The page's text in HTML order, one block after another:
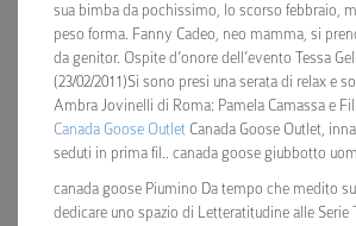
sua bimba da pochissimo, lo scorso febbraio,
peso forma. Fanny Cadeo, neo mamma, si
da genitor. Ospite d’onore dell’evento Tessa
(23/02/2011)Si sono presi una serata di relax e
Ambra Jovinelli di Roma: Pamela Camassa e
Canada Goose Outlet Canada Goose Outlet,
seduti in prima fil.. canada goose giubbotto
canada goose Piumino Da tempo che medito
dedicare uno spazio di Letteratitudine alle Serie